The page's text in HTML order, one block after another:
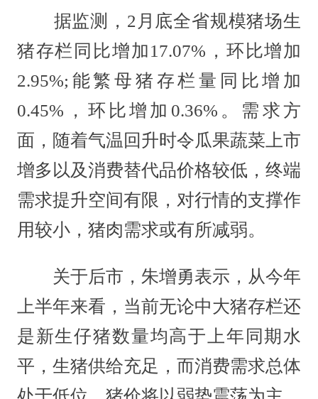
据监测，2月底全省规模猪场生
猪存栏同比增加17.07%，环比增加
2.95%;能繁母猪存栏量同比增加
0.45%，环比增加0.36%。需求方
面，随着气温回升时令瓜果蔬菜上市
增多以及消费替代品价格较低，终端
需求提升空间有限，对行情的支撑作
用较小，猪肉需求或有所减弱。
关于后市，朱增勇表示，从今年
上半年来看，当前无论中大猪存栏还
是新生仔猪数量均高于上年同期水
平，生猪供给充足，而消费需求总体